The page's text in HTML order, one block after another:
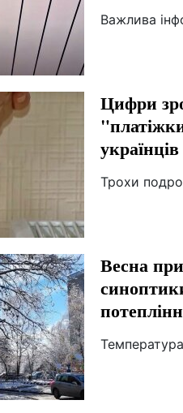
Важлива
Цифри
Трохи
Весна